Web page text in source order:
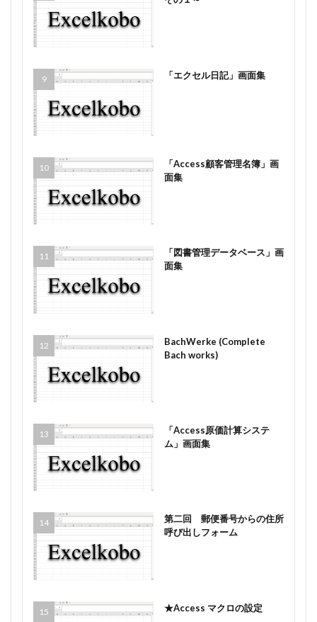
「エクセル日記」画面集
「Access顧客管理名簿」画
面集
「図書管理データベース」画
面集
BachWerke (Complete
Bach works)
「Access原価計算システ
ム」画面集
第二回 郵便番号からの住所
呼び出しフォーム
★Access マクロの設定